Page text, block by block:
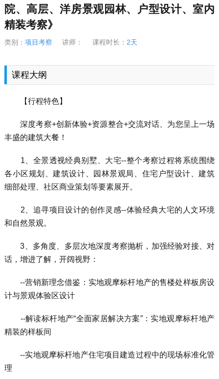
院、高层、洋房景观园林、户型设计、室内
精装考察》
类别： 项目考察 讲师： 课程时长： 2天
课程大纲
【行程特色】
深度考察+创新体验+资源整合+交流对话、为您呈上一场
丰盛的建筑大餐！
1、全景透视经典别墅、大宅--整个考察过程将系统围绕
各小区规划、建筑设计、园林景观局、住宅户型设计、建筑
细部处理、社区商业策划等要素展开。
2、追寻项目设计的创作灵感--体验经典大宅的人文环境
和自然景观。
3、多角度、多层次地深度考察抛析，加强经验对接、对
话，增进了解，开阔视野：
--营销新理念借鉴：实地观摩标杆地产的售楼处样板房设
计与景观体验区设计
--解读标杆地产“全面家居解决方案”：实地观摩标杆地产
精装的样板间
--实地观摩标杆地产住宅项目建造过程中的现场标准化管
理